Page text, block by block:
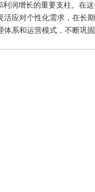
利润增长的重要支柱。在
应对个性化需求，在长
系和运营模式，不断巩